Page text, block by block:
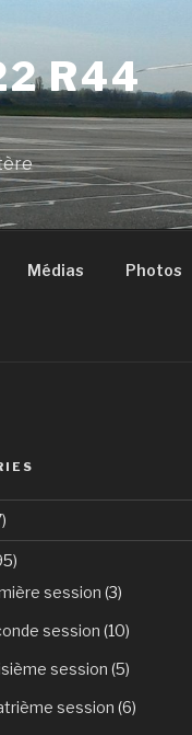
R44
Médias Photos
session (3)
session (10)
session (5)
session (6)